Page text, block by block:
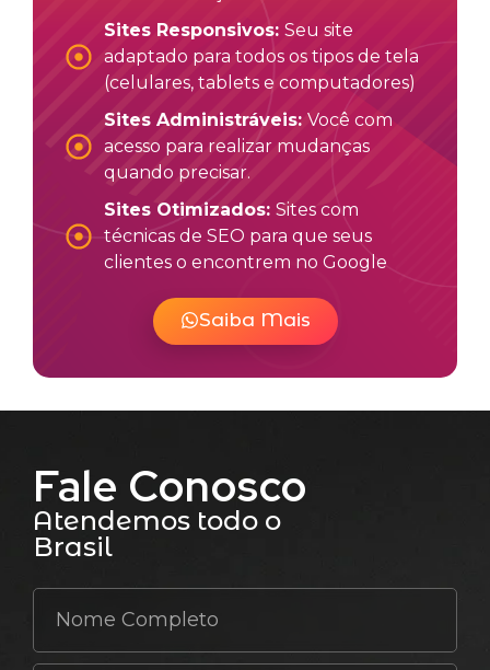
Sites Responsivos: Seu site
adaptado para todos os tipos de tela
(celulares, tablets e computadores)
Sites Administráveis: Você com
acesso para realizar mudanças
quando precisar.
Sites Otimizados: Sites com
técnicas de SEO para que seus
clientes o encontrem no Google
Saiba Mais
Fale Conosco
Atendemos todo o
Brasil